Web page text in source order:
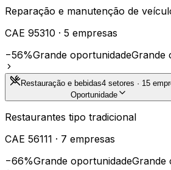
Reparação e manutenção de
CAE 95310 · 5 empresas
−56%Grande oportunidadeGrande
Restauração e bebidas4 setores · 15
Oportunidade
Restaurantes tipo tradicional
CAE 56111 · 7 empresas
−66%Grande oportunidadeGrande